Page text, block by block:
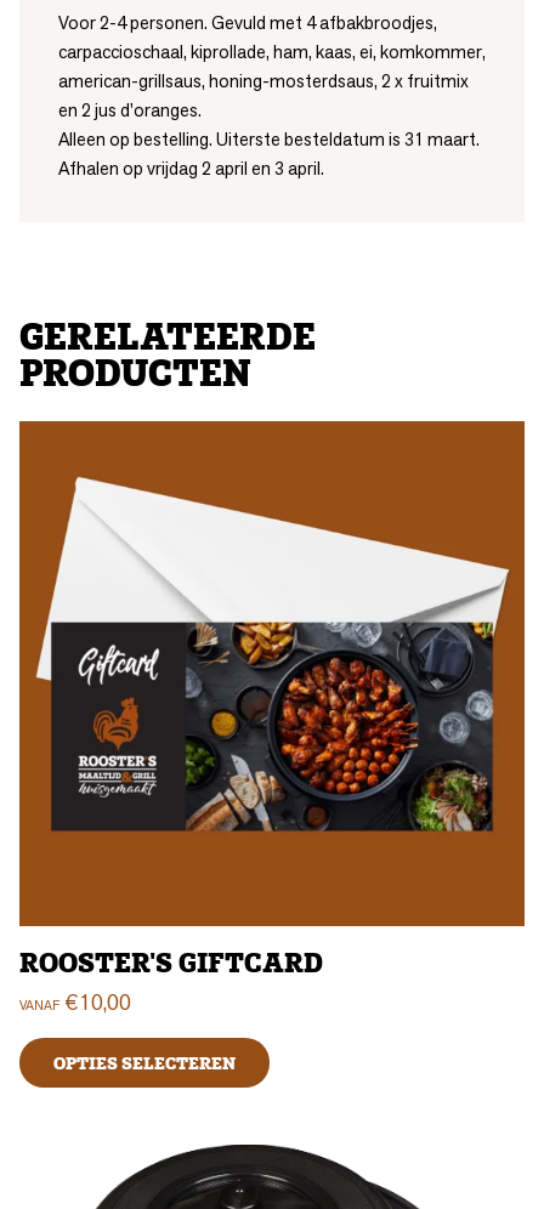
Voor 2-4 personen. Gevuld met 4 afbakbroodjes,
carpaccioschaal, kiprollade, ham, kaas, ei, komkommer,
american-grillsaus, honing-mosterdsaus, 2 x fruitmix
en 2 jus d'oranges.
Alleen op bestelling. Uiterste besteldatum is 31 maart.
Afhalen op vrijdag 2 april en 3 april.
GERELATEERDE
PRODUCTEN
ROOSTER'S GIFTCARD
VANAF €10,00
OPTIES SELECTEREN